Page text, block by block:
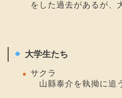
をした過去があるが、
大学生たち
サクラ
山縣泰介を執拗に追